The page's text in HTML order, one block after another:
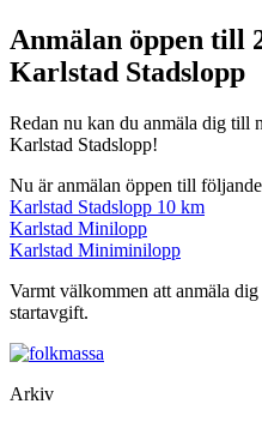
Anmälan öppen till
Karlstad Stadslopp
Redan nu kan du anmäla dig till
Karlstad Stadslopp!
Nu är anmälan öppen till
Karlstad Stadslopp 10 km
Karlstad Minilopp
Karlstad Miniminilopp
Varmt välkommen att anmäla
startavgift.
Arkiv